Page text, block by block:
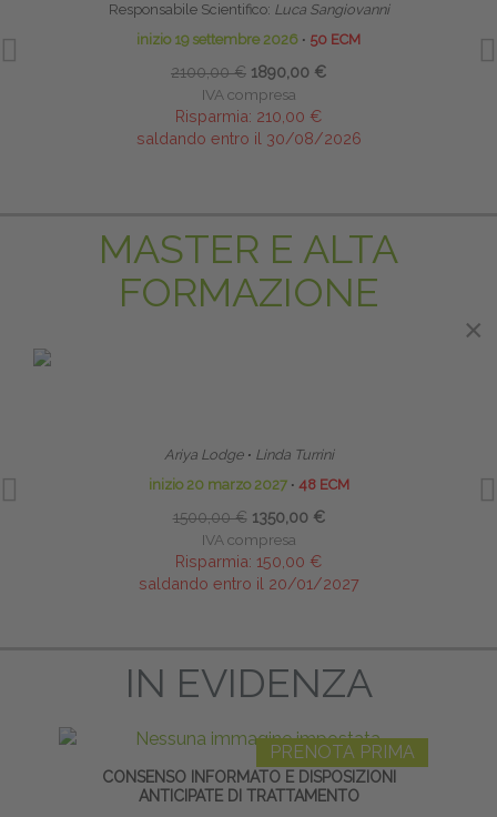
Responsabile Scientifico: Luca Sangiovanni
inizio 19 settembre 2026 ∙ 50 ECM
2100,00 € 1890,00 €
IVA compresa
Risparmia: 210,00 €
saldando entro il 30/08/2026
MASTER E ALTA
FORMAZIONE
Ariya Lodge ∙ Linda Turrini
inizio 20 marzo 2027 ∙ 48 ECM
1500,00 € 1350,00 €
IVA compresa
Risparmia: 150,00 €
saldando entro il 20/01/2027
IN EVIDENZA
PRENOTA PRIMA
CONSENSO INFORMATO E DISPOSIZIONI
ANTICIPATE DI TRATTAMENTO
×
×